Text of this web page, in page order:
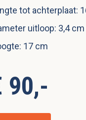
tot achterplaat:
uitloop: 3,4
17 cm
90,-